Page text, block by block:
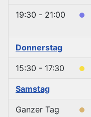
19:30 - 21:00
Donnerstag
15:30 - 17:30
Samstag
Ganzer Tag